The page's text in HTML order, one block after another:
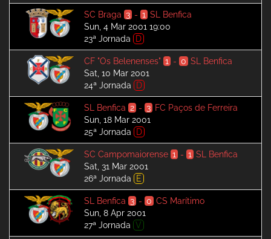
SC Braga 3 - 1 SL Benfica
Sun, 4 Mar 2001 19:00
23ª Jornada
D
CF "Os Belenenses" 1 - 0 SL Benfica
Sat, 10 Mar 2001
24ª Jornada
D
SL Benfica 2 - 3 FC Paços de Ferreira
Sun, 18 Mar 2001
25ª Jornada
D
SC Campomaiorense 1 - 1 SL Benfica
Sat, 31 Mar 2001
26ª Jornada
E
SL Benfica 3 - 0 CS Marítimo
Sun, 8 Apr 2001
27ª Jornada V